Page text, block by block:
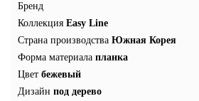
Бренд
Коллекция Easy Line
Страна производства Южная Корея
Форма материала планка
Цвет бежевый
Дизайн под дерево